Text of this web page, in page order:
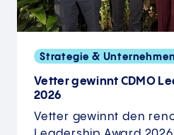
Strategie & Unternehmen
Vetter gewinnt CDMO
2026
Vetter gewinnt den